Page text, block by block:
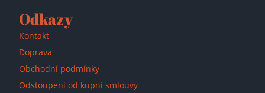
Odkazy
Kontakt
Doprava
Obchodní podmínky
Odstoupení od kupní smlouvy